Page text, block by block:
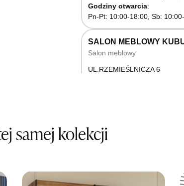
Godziny otwarcia
Pn-Pt: 10:00-18:00, Sb:
SALON MEBLOWY
Salon meblowy
UL.RZEMIEŚLNICZA 6
SALON MEBLOWY M
samej kolekcji